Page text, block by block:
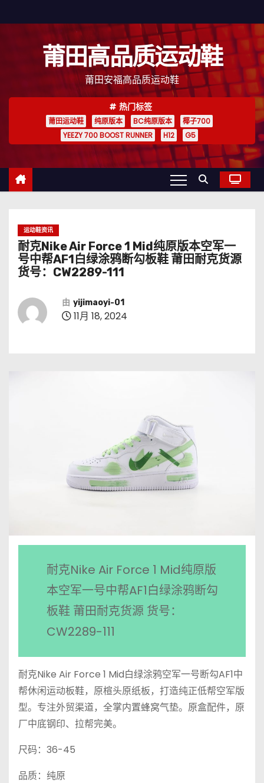
至
莆田高品质运动鞋
莆田安福高品质运动鞋
热门标签
莆田运动鞋 纯原版本 BC纯原版本
椰子700
YEEZY 700 BOOST RUNNER
H12 G5
运动鞋资讯
耐克Nike Air Force 1 Mid纯原版本空军一
号中帮AF1白绿涂鸦断勾板鞋 莆田耐克货源
货号：CW2289-111
由 yijimaoyi-01
11月 18, 2024
耐克Nike Air Force 1 Mid纯原版
本空军一号中帮AF1白绿涂鸦断勾
板鞋 莆田耐克货源 货号：
CW2289-111
耐克Nike Air Force 1 Mid白绿涂鸦空军一号断勾AF1中
帮休闲运动板鞋，原楦头原纸板，打造纯正低帮空军版
型。专注外贸渠道，全掌内置蜂窝气垫。原盒配件，原
厂中底钢印、拉帮完美。
尺码：36-45
品质：纯原